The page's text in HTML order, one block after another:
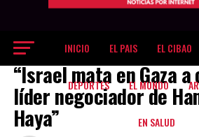
INICIO EL PAIS EL CIBAO
DEPORTES EL MUNDO
EN SALUD
EL MUNDO
“Israel mata en Gaza
líder negociador de
Haya”